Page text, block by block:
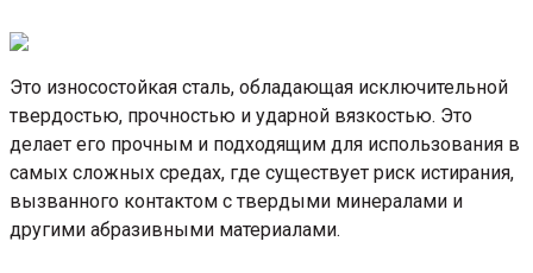
Это износостойкая сталь, обладающая исключительной
твердостью, прочностью и ударной вязкостью. Это
делает его прочным и подходящим для использования в
самых сложных средах, где существует риск истирания,
вызванного контактом с твердыми минералами и
другими абразивными материалами.